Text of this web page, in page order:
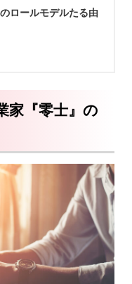
ロールモデルたる由
家『零士』の